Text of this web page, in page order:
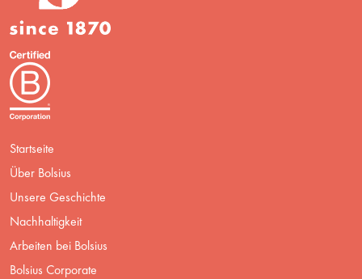
Startseite
Über Bolsius
Unsere Geschichte
Nachhaltigkeit
Arbeiten bei Bolsius
Bolsius Corporate